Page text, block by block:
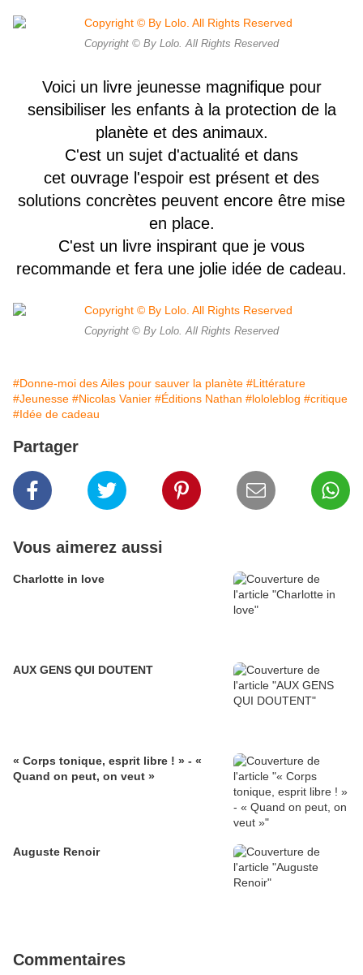
Copyright © By Lolo. All Rights Reserved
Voici un livre jeunesse magnifique pour
sensibiliser les enfants à la protection de la
planète et des animaux.
C'est un sujet d'actualité et dans
cet ouvrage l'espoir est présent et des
solutions concrètes peuvent encore être mise
en place.
C'est un livre inspirant que je vous
recommande et fera une jolie idée de cadeau.
Copyright © By Lolo. All Rights Reserved
#Donne-moi des Ailes pour sauver la planète #Littérature
#Jeunesse #Nicolas Vanier #Éditions Nathan #lololeblog #critique
#Idée de cadeau
Partager
Vous aimerez aussi
Charlotte in love
AUX GENS QUI DOUTENT
« Corps tonique, esprit libre ! » - «
Quand on peut, on veut »
Auguste Renoir
Commentaires